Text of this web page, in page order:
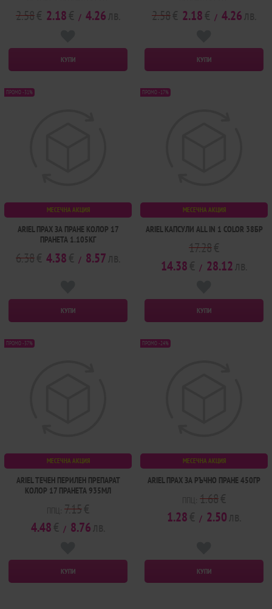
2.58 2.18 / 4.26
КУПИ
2.58 2.18 / 4.26
КУПИ
МЕСЕЧНА АКЦИЯ
ARIEL ПРАХ ЗА ПРАНЕ КОЛОР 17
ПРАНЕТА 1.105КГ
6.38 4.38 / 8.57
КУПИ
ПРОМО -31%
МЕСЕЧНА АКЦИЯ
ARIEL КАПСУЛИ ALL IN 1 COLOR 38БР
17.28
14.38
/ 28.12
КУПИ
ПРОМО -17%
МЕСЕЧНА АКЦИЯ
ARIEL ТЕЧЕН ПЕРИЛЕН ПРЕПАРАТ
КОЛОР 17 ПРАНЕТА 935МЛ
7.15
4.48
/ 8.76
КУПИ
ПРОМО -37%
МЕСЕЧНА АКЦИЯ
ARIEL ПРАХ ЗА РЪЧНО ПРАНЕ 450ГР
1.68
1.28
/ 2.50
КУПИ
ПРОМО -24%